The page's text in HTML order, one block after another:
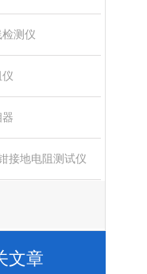
测仪
接地电阻测试仪
文章